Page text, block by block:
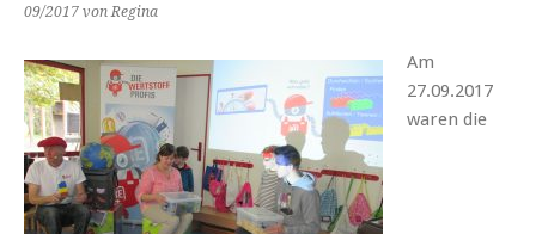
09/2017 von Regina
Am
27.09.2017
waren die